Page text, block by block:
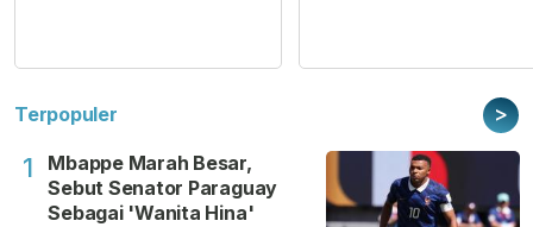
Terpopuler >
1
Mbappe Marah Besar,
Sebut Senator Paraguay
Sebagai 'Wanita Hina'